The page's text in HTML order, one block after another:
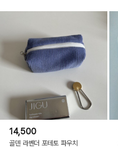
14,500
골덴 라벤더 포테토 파우치